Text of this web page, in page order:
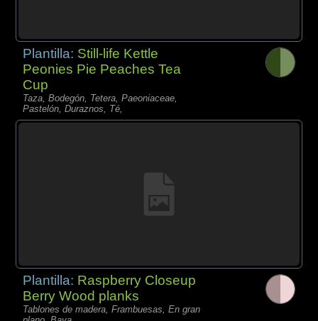
Plantilla: Still-life Kettle
Peonies Pie Peaches Tea
Cup
Taza, Bodegón, Tetera, Paeoniaceae,
Pastelón, Duraznos, Té,
Plantilla: Raspberry Closeup
Berry Wood planks
Tablones de madera, Frambuesas, En gran